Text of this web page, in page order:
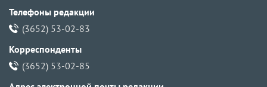
Телефоны редакции
(3652) 53-02-83
Корреспонденты
(3652) 53-02-85